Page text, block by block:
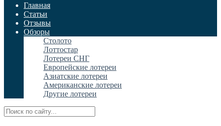
Главная
Статьи
Отзывы
Обзоры
Столото
Лоттостар
Лотереи СНГ
Европейские лотереи
Азиатские лотереи
Американские лотереи
Другие лотереи